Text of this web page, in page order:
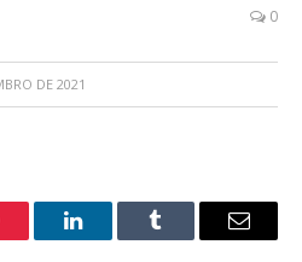
0
DE 2021
LinkedInTumblr
E-